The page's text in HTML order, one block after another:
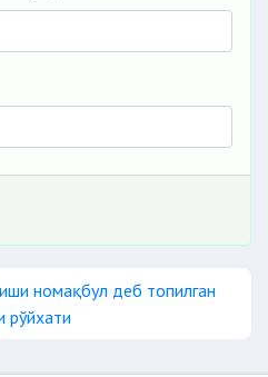
номақбул деб топилган
рўйхати